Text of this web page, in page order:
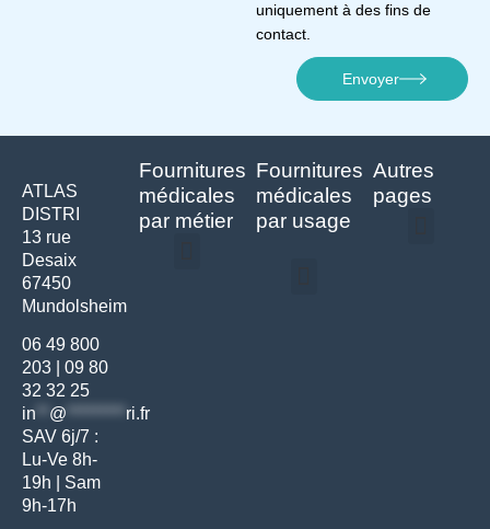
uniquement à des fins de
contact.
Envoyer
ATLAS
DISTRI
13 rue
Desaix
67450
Mundolsheim
06 49 800
203
09 80
32 32 25
in
@ ********* ri.fr
SAV 6j/7 :
Lu-Ve 8h-
19h | Sam
9h-17h
Fournitures
médicales
par métier
Fournitures
médicales
par usage
Autres
pages